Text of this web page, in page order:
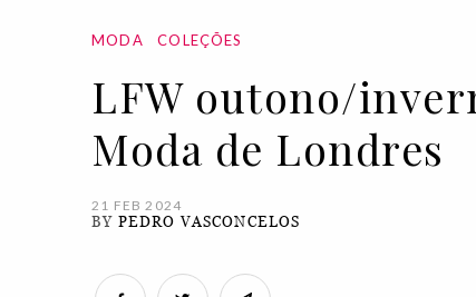
MODA COLEÇÕES
LFW outono/
Moda de Londres
21 FEB 2024
BY PEDRO VASCONCELOS